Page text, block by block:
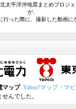
太平洋沖地震まとめプロジ
が、
行った際に、撮影した動画に
マップ Yahoo!マップ / マ
んでした。